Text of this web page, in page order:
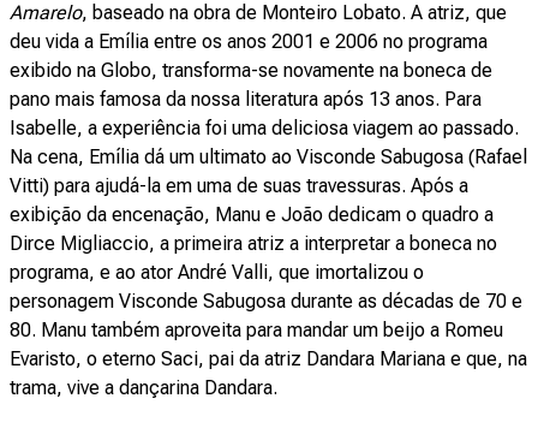
Amarelo, baseado na obra de Monteiro Lobato. A atriz, que
deu vida a Emília entre os anos 2001 e 2006 no programa
exibido na Globo, transforma-se novamente na boneca de
pano mais famosa da nossa literatura após 13 anos. Para
Isabelle, a experiência foi uma deliciosa viagem ao passado.
Na cena, Emília dá um ultimato ao Visconde Sabugosa (Rafael
Vitti) para ajudá-la em uma de suas travessuras. Após a
exibição da encenação, Manu e João dedicam o quadro a
Dirce Migliaccio, a primeira atriz a interpretar a boneca no
programa, e ao ator André Valli, que imortalizou o
personagem Visconde Sabugosa durante as décadas de 70 e
80. Manu também aproveita para mandar um beijo a Romeu
Evaristo, o eterno Saci, pai da atriz Dandara Mariana e que, na
trama, vive a dançarina Dandara.